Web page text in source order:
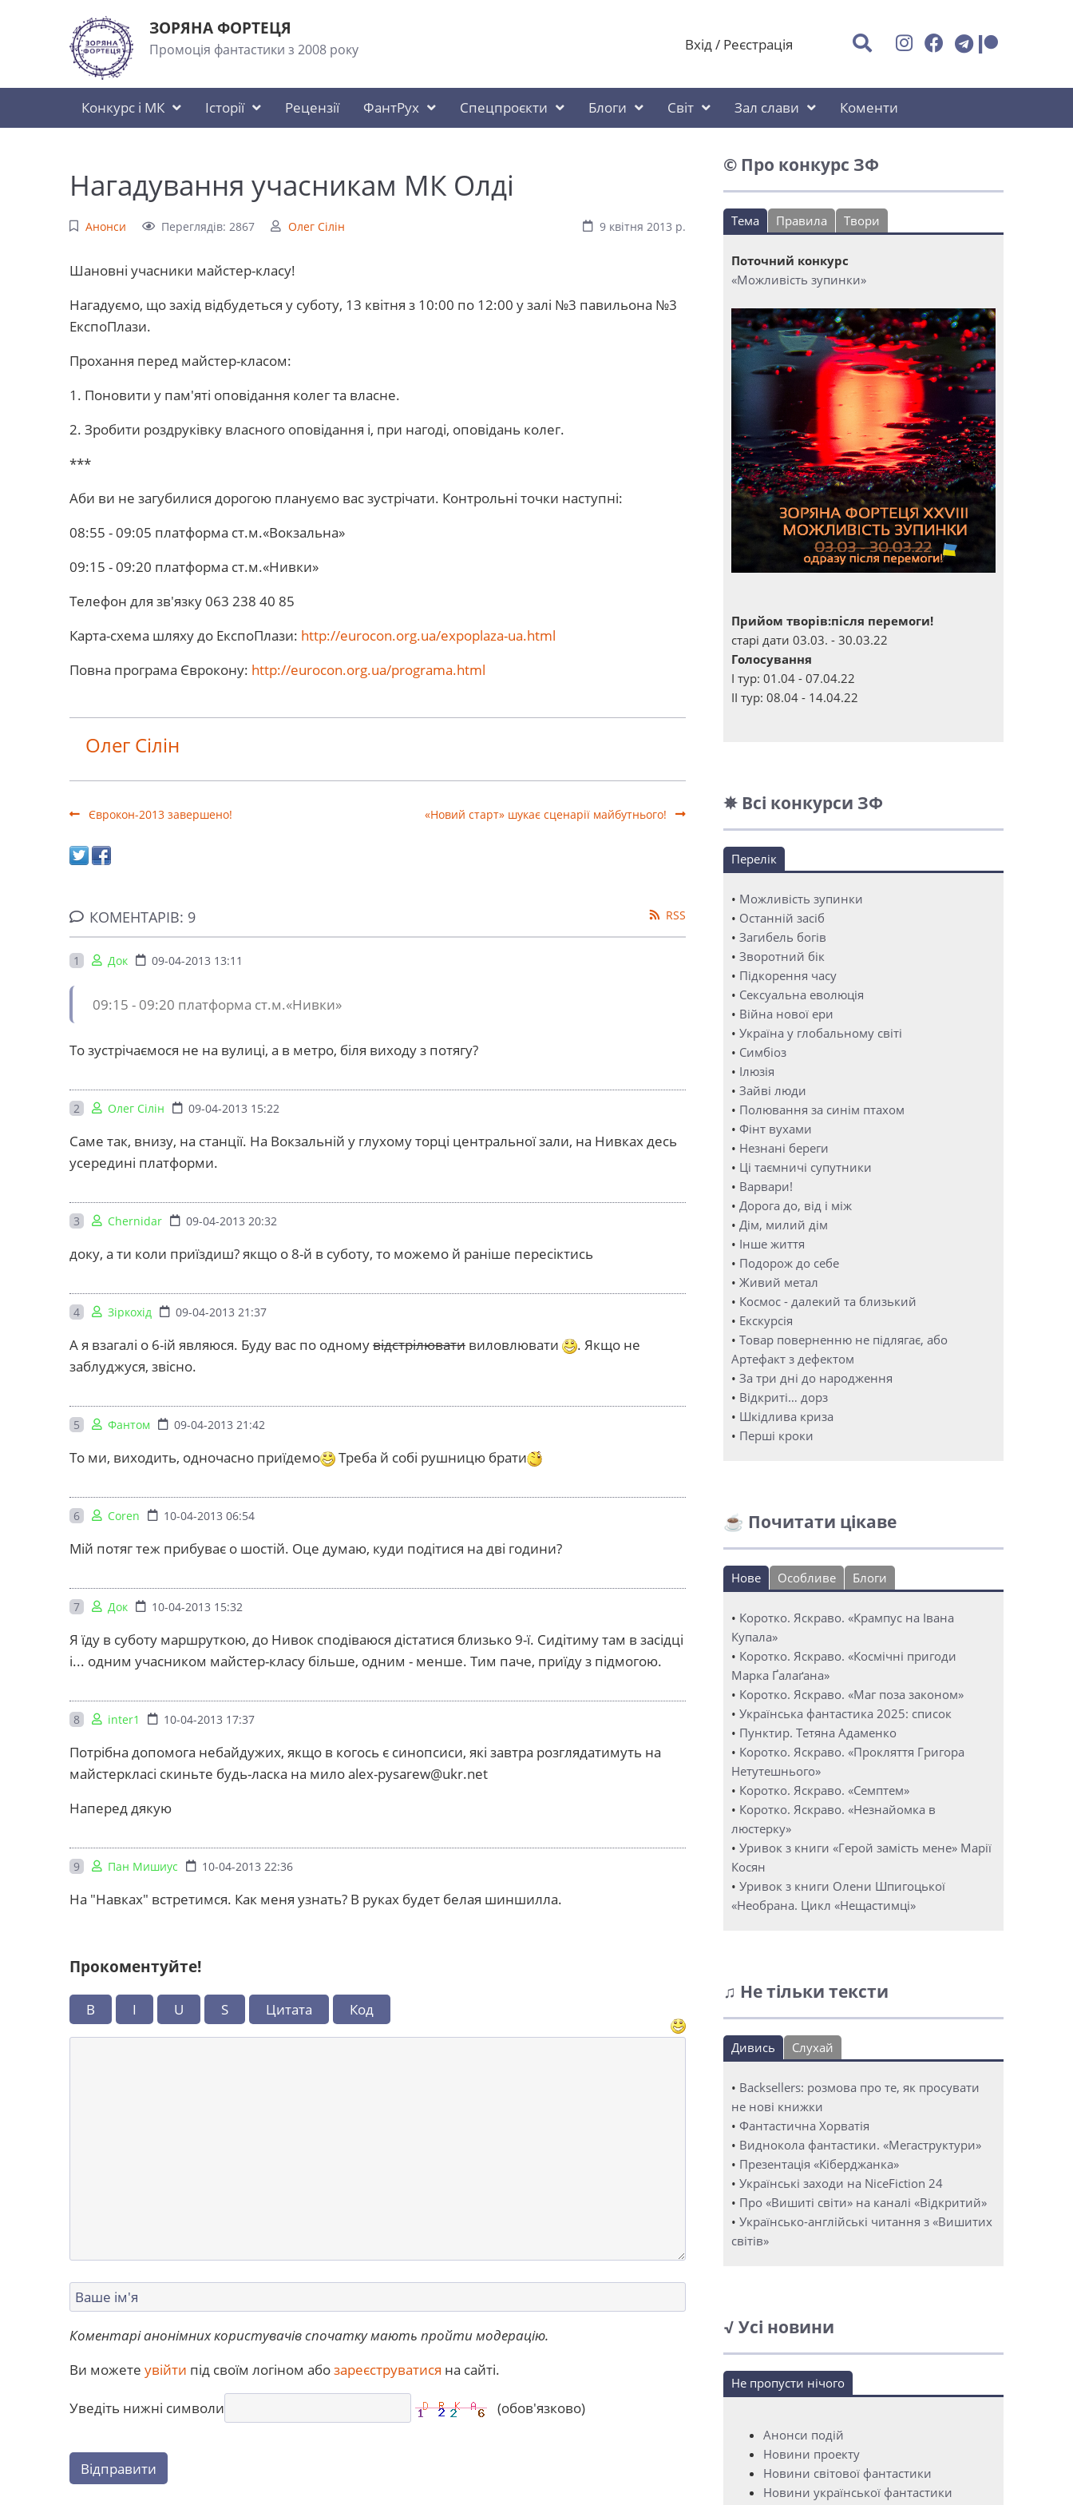
ЗОРЯНА ФОРТЕЦЯ
Промоція фантастики з 2008 року Вхід / Реєстрація
Конкурс і МК Історії Рецензії ФантРух Спецпроєкти Блоги Світ Зал слави Коменти
Нагадування учасникам МК Олді
Анонси Переглядів: 2867 Олег Сілін 9 квітня 2013 р.
Шановні учасники майстер-класу!
Нагадуємо, що захід відбудеться у суботу, 13 квітня з 10:00 по 12:00 у залі №3 павильона №3
ЕкспоПлази.
Прохання перед майстер-класом:
1. Поновити у пам'яті оповідання колег та власне.
2. Зробити роздруківку власного оповідання і, при нагоді, оповідань колег.
***
Аби ви не загубилися дорогою плануємо вас зустрічати. Контрольні точки наступні:
08:55 - 09:05 платформа ст.м.«Вокзальна»
09:15 - 09:20 платформа ст.м.«Нивки»
Телефон для зв'язку 063 238 40 85
Карта-схема шляху до ЕкспоПлази: http://eurocon.org.ua/expoplaza-ua.html
Повна програма Єврокону: http://eurocon.org.ua/programa.html
Олег Сілін
Єврокон-2013 завершено! «Новий старт» шукає сценарії майбутнього!
КОМЕНТАРІВ: 9 RSS
1 Док 09-04-2013 13:11
09:15 - 09:20 платформа ст.м.«Нивки»
То зустрічаємося не на вулиці, а в метро, біля виходу з потягу?
2 Олег Сілін 09-04-2013 15:22
Саме так, внизу, на станції. На Вокзальній у глухому торці центральної зали, на Нивках десь
усередині платформи.
3 Chernidar 09-04-2013 20:32
доку, а ти коли приїздиш? якщо о 8-й в суботу, то можемо й раніше пересіктись
4 Зіркохід 09-04-2013 21:37
А я взагалі о 6-ій являюся. Буду вас по одномувідстрілювати виловлювати
. Якщо не
заблуджуся, звісно.
5 Фантом 09-04-2013 21:42
То ми, виходить, одночасно приїдемо Треба й собі рушницю брати
6 Coren 10-04-2013 06:54
Мій потяг теж прибуває о шостій. Оце думаю, куди подітися на дві години?
7 Док 10-04-2013 15:32
Я їду в суботу маршруткою, до Нивок сподіваюся дістатися близько 9-ї. Сидітиму там в засідці
і... одним учасником майстер-класу більше, одним - менше. Тим паче, приїду з підмогою.
8 inter1 10-04-2013 17:37
Потрібна допомога небайдужих, якщо в когось є синопсиси, які завтра розглядатимуть на
майстеркласі скиньте будь-ласка на милоalex-pysarew@ukr.net
Наперед дякую
9 Пан Мишиус 10-04-2013 22:36
На "Навках" встретимся. Как меня узнать? В руках будет белая шиншилла.
Прокоментуйте!
B I U S Цитата Код
Коментарі анонімних користувачів спочатку мають пройти модерацію.
Ви можете увійти під своїм логіном абозареєструватися на сайті.
Уведіть нижні символи (обов'язково)
Відправити
© Про конкурс ЗФ
Тема Правила Твори
Поточний конкурс
«Можливість зупинки»
Прийом творів:після перемоги!
старі дати 03.03. - 30.03.22
Голосування
І тур: 01.04 - 07.04.22
ІІ тур: 08.04 - 14.04.22
✵ Всі конкурси ЗФ
Перелік
• Можливість зупинки
• Останній засіб
• Загибель богів
• Зворотний бік
• Підкорення часу
• Сексуальна еволюція
• Війна нової ери
• Україна у глобальному світі
• Симбіоз
• Ілюзія
• Зайві люди
• Полювання за синім птахом
• Фінт вухами
• Незнані береги
• Ці таємничі супутники
• Варвари!
• Дорога до, від і між
• Дім, милий дім
• Інше життя
• Подорож до себе
• Живий метал
• Космос - далекий та близький
• Екскурсія
• Товар поверненню не підлягає, або
Артефакт з дефектом
• За три дні до народження
• Відкриті… дорз
• Шкідлива криза
• Перші кроки
☕ Почитати цікаве
Нове Особливе Блоги
• Коротко. Яскраво. «Крампус на Івана
Купала»
• Коротко. Яскраво. «Космічні пригоди
Марка Ґалаґана»
• Коротко. Яскраво. «Маг поза законом»
• Українська фантастика 2025: список
• Пунктир. Тетяна Адаменко
• Коротко. Яскраво. «Прокляття Григора
Нетутешнього»
• Коротко. Яскраво. «Семптем»
• Коротко. Яскраво. «Незнайомка в
люстерку»
• Уривок з книги «Герой замість мене» Марії
Косян
• Уривок з книги Олени Шпигоцької
«Необрана. Цикл «Нещастимці»
♫ Не тільки тексти
Дивись Слухай
• Backsellers: розмова про те, як просувати
не нові книжки
• Фантастична Хорватія
• Виднокола фантастики. «Мегаструктури»
• Презентація «Кіберджанка»
• Українські заходи на NiceFiction 24
• Про «Вишиті світи» на каналі «Відкритий»
• Українсько-англійські читання з «Вишитих
світів»
√ Усі новини
Не пропусти нічого
Анонси подій
Новини проекту
Новини світової фантастики
Новини української фантастики